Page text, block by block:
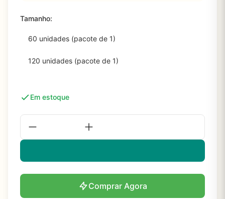
Tamanho:
60 unidades (pacote de 1)
120 unidades (pacote de 1)
Em estoque
Comprar Agora